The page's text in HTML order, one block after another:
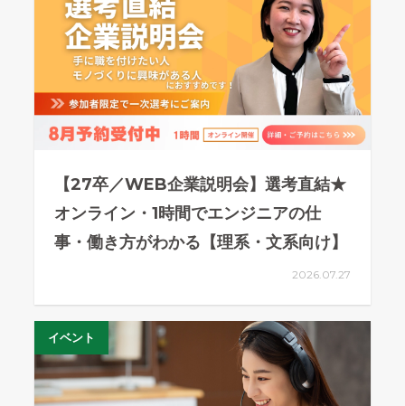
【27卒／WEB企業説明会】選考直結★
オンライン・1時間でエンジニアの仕
事・働き方がわかる【理系・文系向け】
2026.07.27
イベント